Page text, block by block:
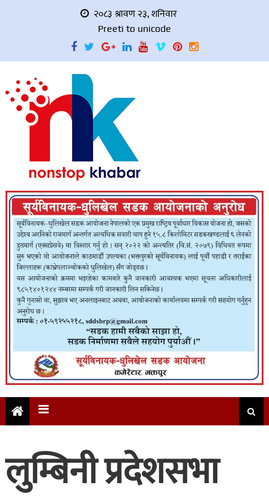
२०८३ श्रावण २३, शनिवार
Preeti to unicode
लुम्बिनी प्रदेशसभा